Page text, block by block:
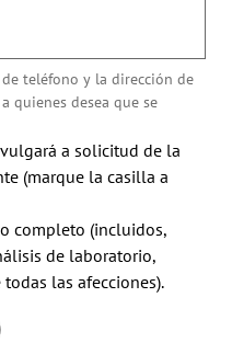
teléfono y la dirección de
quienes desea que se
a solicitud de la
(marque la casilla a
completo (incluidos,
de laboratorio,
las afecciones).